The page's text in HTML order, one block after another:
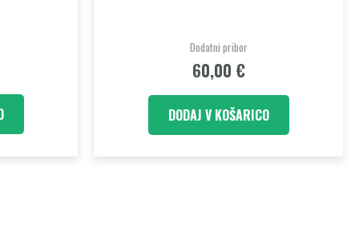
Dodatni pribor
60,00 €
DODAJ V KOŠARICO